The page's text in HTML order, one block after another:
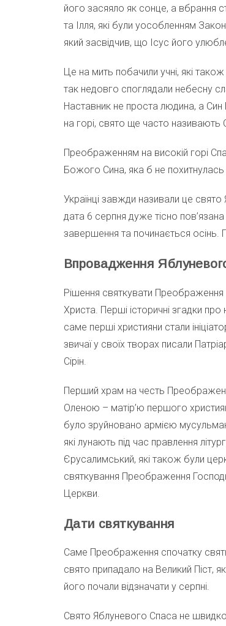
його засяяло як сонце, а вбрання
та Ілля, які були уособленням
який засвідчив, що Ісус його
Це на мить побачили учні, які
так недовго споглядали небесну
Наставник не проста людина, а
на горі, свято ще часто називають
Преображенням на високій горі
Божого Сина, яка б не
Українці завжди називали це
дата 6 серпня дуже тісно
завершення та починається
Впровадження
Рішення святкувати
Христа. Перші історичні згадки
саме перші християни стали
звичаї у своїх творах писали
Сірін.
Перший храм на честь
Оленою – матір’ю першого
було зруйновано армією
які лунають під час правлення
Єрусалимський, які також були
святкування Преображення
Церкви.
Дати святкування
Саме Преображення спочатку
свято припадало на Великий Піст,
його почали відзначати у серпні.
Свято Яблуневого Спаса не швидко